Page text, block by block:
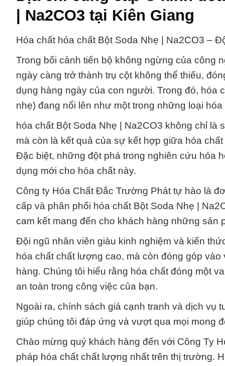
| Na2CO3 tại Kiên Giang
Hóa chất hóa chất Bột Soda Nhẹ | Na2CO3 –
Trong bối cảnh tiến bộ không ngừng của công
ngày càng trở thành trụ cột không thể thiếu,
dụng hàng ngày của con người. Trong đó, hóa
nhẹ) đang nổi lên như một trong những loại
hóa chất Bột Soda Nhẹ | Na2CO3 không chỉ
mà còn là kết quả của sự kết hợp giữa hóa
Đặc biệt, những đột phá trong nghiên cứu hóa
dụng mới cho hóa chất này.
Công ty Hóa Chất Đắc Trường Phát tự hào là
cấp và phân phối hóa chất Bột Soda Nhẹ |
cam kết mang đến cho khách hàng những sản
Đội ngũ nhân viên giàu kinh nghiệm và kiến
hóa chất chất lượng cao, mà còn đóng góp
hàng. Chúng tôi hiểu rằng hóa chất đóng một
an toàn trong công việc của bạn.
Ngoài ra, chính sách giá cạnh tranh và dịch vụ
giúp chúng tôi đáp ứng và vượt qua mọi mong
Chào mừng quý khách hàng đến với Công Ty
pháp hóa chất chất lượng nhất trên thị trường.